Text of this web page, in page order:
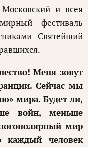
и всея
фестиваль
Святейший
Меня зовут
Сейчас мы
мира. Будет ли,
войн, меньше
мир
каждый человек